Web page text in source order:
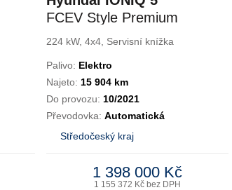
FCEV Style Premium
4x4 solarní střecha
224 kW, 4x4, Servisní knížka
Palivo: Elektro
Najeto: 15 904 km
Do provozu: 10/2021
Převodovka: Automatická
Středočeský kraj
1 398 000 Kč
1 155 372 Kč bez DPH